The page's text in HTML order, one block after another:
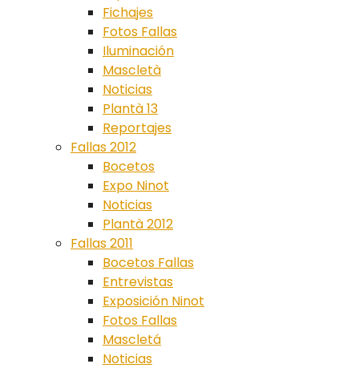
Fichajes
Fotos Fallas
Iluminación
Mascletà
Noticias
Plantà 13
Reportajes
Fallas 2012
Bocetos
Expo Ninot
Noticias
Plantà 2012
Fallas 2011
Bocetos Fallas
Entrevistas
Exposición Ninot
Fotos Fallas
Mascletá
Noticias